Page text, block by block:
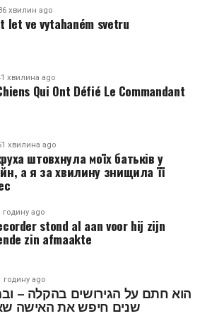
хвилин ago
let ve vytahaném svetru
хвилина ago
Qui Ont Défié Le Commandant
хвилина ago
штовхнула моїх батьків у
а я за хвилину знищила її
годину ago
stond al aan voor hij zijn
zin afmaakte
годину ago
הוא חתם על הגירושים בהקלה –
שנים חיפש את האישה